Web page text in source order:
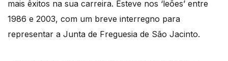
mais êxitos na sua carreira. Esteve nos ‘leões’ entre
1986 e 2003, com um breve interregno para
representar a Junta de Freguesia de São Jacinto.